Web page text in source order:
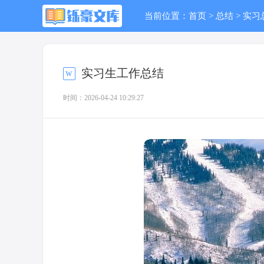
当前位置： 首页 > 总结 > 实习
实习生工作总结
时间：2026-04-24 10:29:27